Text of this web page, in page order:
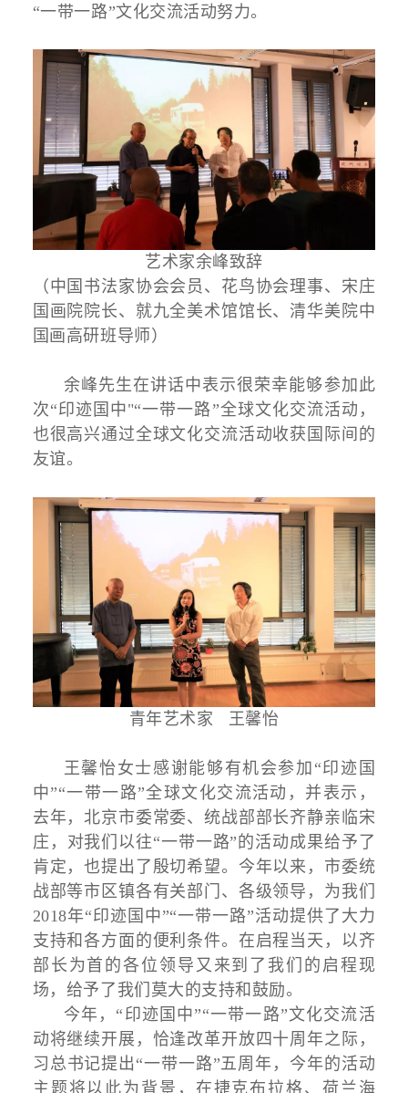
“一带一路”文化交流活动努力。
艺术家余峰致辞
（中国书法家协会会员、花鸟协会理事、宋庄
国画院院长、就九全美术馆馆长、清华美院中
国画高研班导师）
余峰先生在讲话中表示很荣幸能够参加此
次“印迹国中"“一带一路”全球文化交流活动，
也很高兴通过全球文化交流活动收获国际间的
友谊。
青年艺术家 王馨怡
王馨怡女士感谢能够有机会参加“印迹国
中”“一带一路”全球文化交流活动，并表示，
去年，北京市委常委、统战部部长齐静亲临宋
庄，对我们以往“一带一路”的活动成果给予了
肯定，也提出了殷切希望。今年以来，市委统
战部等市区镇各有关部门、各级领导，为我们
2018年“印迹国中”“一带一路”活动提供了大力
支持和各方面的便利条件。在启程当天，以齐
部长为首的各位领导又来到了我们的启程现
场，给予了我们莫大的支持和鼓励。
今年，“印迹国中”“一带一路”文化交流活
动将继续开展，恰逢改革开放四十周年之际，
习总书记提出“一带一路”五周年，今年的活动
主题将以此为背景，在捷克布拉格、荷兰海